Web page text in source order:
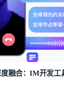
融合：IM开发工
同意 通讯云服务条